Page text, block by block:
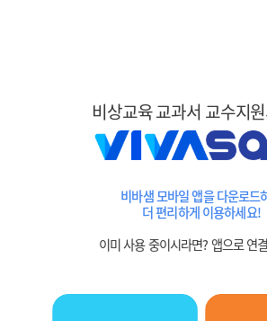
비상교육 교과서 교수지
비바샘 모바일 앱을 다운로드
더 편리하게 이용하세요!
이미 사용 중이시라면? 앱으로 연